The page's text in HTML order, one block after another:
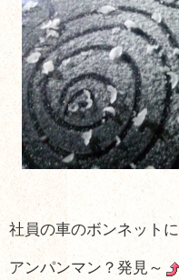
社員の車のボンネットに
アンパンマン？発見～